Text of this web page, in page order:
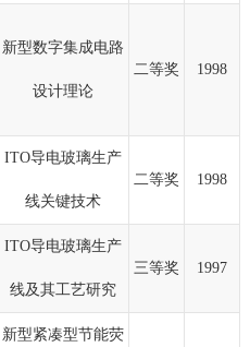
新型数字集成电路
设计理论
二等奖 1998
ITO导电玻璃生产
线关键技术
二等奖 1998
ITO导电玻璃生产
线及其工艺研究
三等奖 1997
新型紧凑型节能荧